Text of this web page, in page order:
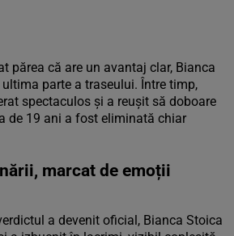
părea că are un avantaj clar, Bianca
parte a traseului. Între timp,
spectaculos și a reușit să doboare
de 19 ani a fost eliminată chiar
marcat de emoții
a devenit oficial, Bianca Stoica